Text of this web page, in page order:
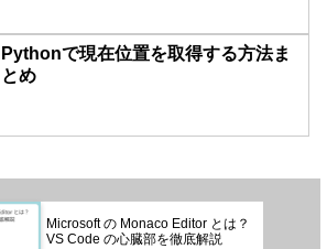
Pythonで現在位置を取得する方法ま
とめ
Microsoft の Monaco Editor とは？
VS Code の心臓部を徹底解説